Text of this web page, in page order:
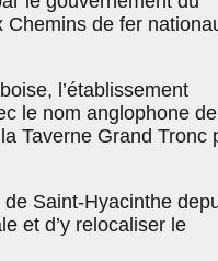
de fer
l’établissement
le nom anglophone de
Taverne Grand Tronc
Saint-Hyacinthe
et d’y relocaliser le